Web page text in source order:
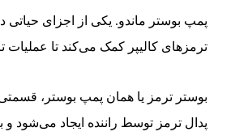
پمپ بوستر ماندو. یکی از اجزای حیاتی
ترمزهای کالیپر کمک می‌کند تا عملیات
بوستر ترمز یا همان پمپ بوستر،
پدال ترمز توسط راننده ایجاد می‌شود